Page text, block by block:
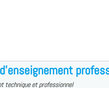
technique et professionnel